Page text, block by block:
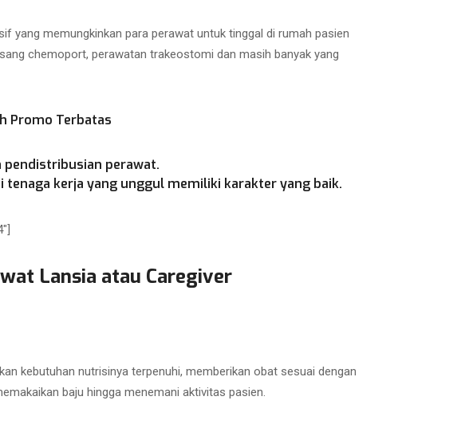
yang memungkinkan para perawat untuk tinggal di rumah pasien
chemoport, perawatan trakeostomi dan masih banyak yang
Promo Terbatas
perawat.
kerja yang unggul memiliki karakter yang baik.
Lansia atau Caregiver
kebutuhan nutrisinya terpenuhi, memberikan obat sesuai dengan
baju hingga menemani aktivitas pasien.